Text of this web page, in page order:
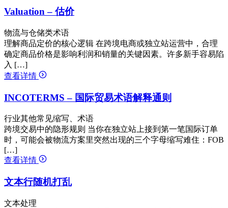
Valuation – 估价
物流与仓储类术语
理解商品定价的核心逻辑 在跨境电商或独立站运营中，合理
确定商品价格是影响利润和销量的关键因素。许多新手容易陷
入 […]
查看详情
INCOTERMS – 国际贸易术语解释通则
行业其他常见缩写、术语
跨境交易中的隐形规则 当你在独立站上接到第一笔国际订单
时，可能会被物流方案里突然出现的三个字母缩写难住：FOB
[…]
查看详情
文本行随机打乱
文本处理